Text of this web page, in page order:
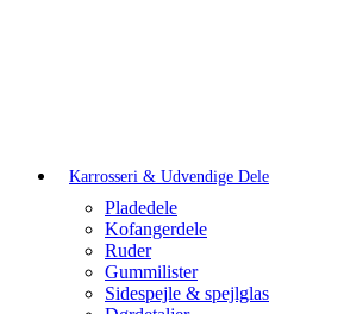
Karrosseri & Udvendige Dele
Pladedele
Kofangerdele
Ruder
Gummilister
Sidespejle & spejlglas